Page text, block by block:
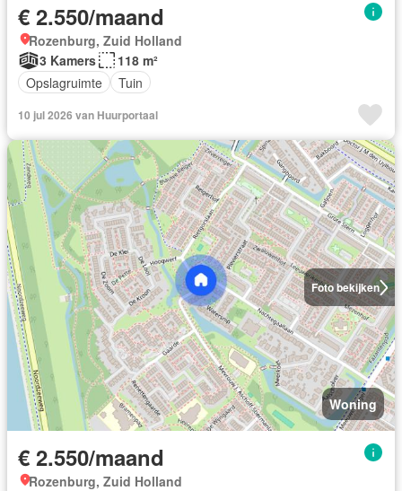
€ 2.550/maand
Rozenburg, Zuid Holland
3 Kamers
118 m²
Opslagruimte
Tuin
10 jul 2026 van Huurportaal
Foto bekijken
Woning
€ 2.550/maand
Rozenburg, Zuid Holland